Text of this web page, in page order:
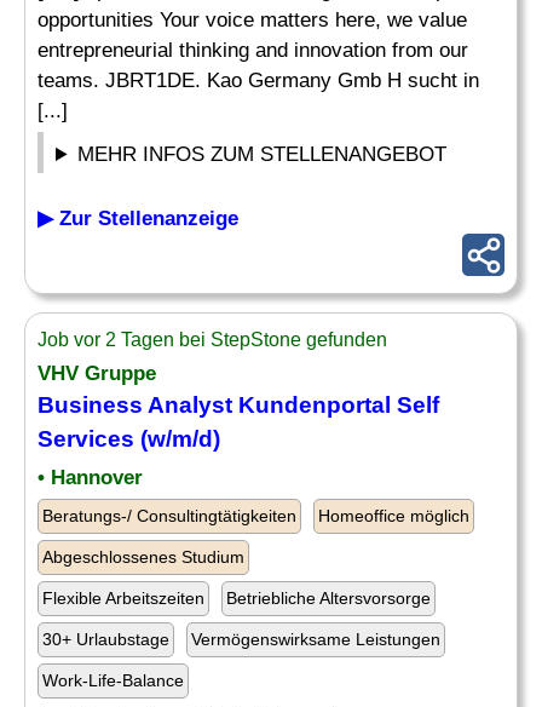
opportunities Your voice matters here, we value
entrepreneurial thinking and innovation from our
teams. JBRT1DE. Kao Germany Gmb H sucht in
[...]
MEHR INFOS ZUM STELLENANGEBOT
▶ Zur Stellenanzeige
Job vor 2 Tagen bei StepStone gefunden
VHV Gruppe
Business Analyst Kundenportal Self
Services (w/m/d)
• Hannover
Beratungs-/ Consultingtätigkeiten Homeoffice möglich
Abgeschlossenes Studium
Flexible Arbeitszeiten Betriebliche Altersvorsorge
30+ Urlaubstage Vermögenswirksame Leistungen
Work-Life-Balance